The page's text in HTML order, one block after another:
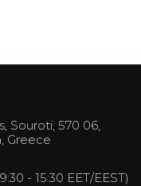
Souroti, 570 06,
Greece
- 15:30 EET/EEST)